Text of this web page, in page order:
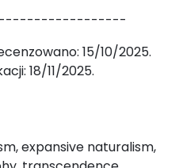
15/10/2025.
18/11/2025.
expansive naturalism,